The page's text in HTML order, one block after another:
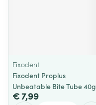
Fixodent
Fixodent Proplus
Unbeatable Bite Tube 40g
€ 7,99